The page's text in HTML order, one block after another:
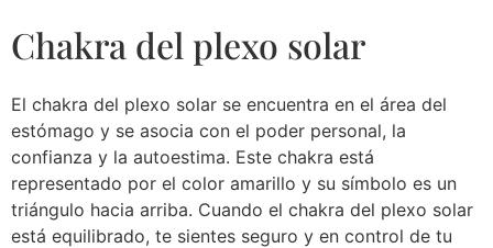
Chakra del plexo solar
El chakra del plexo solar se encuentra en el área del
estómago y se asocia con el poder personal, la
confianza y la autoestima. Este chakra está
representado por el color amarillo y su símbolo es un
triángulo hacia arriba. Cuando el chakra del plexo solar
está equilibrado, te sientes seguro y en control de tu